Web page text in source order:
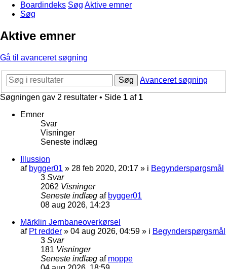
Boardindeks Søg Aktive emner
Søg
Aktive emner
Gå til avanceret søgning
Søg
Avanceret søgning
Søgningen gav 2 resultater • Side 1 af 1
Emner
Svar
Visninger
Seneste indlæg
Illussion
af bygger01 » 28 feb 2020, 20:17 » i Begynderspørgsmål
3 Svar
2062 Visninger
Seneste indlæg af bygger01
08 aug 2026, 14:23
Märklin Jernbaneoverkørsel
af Pt redder » 04 aug 2026, 04:59 » i Begynderspørgsmål
3 Svar
181 Visninger
Seneste indlæg af moppe